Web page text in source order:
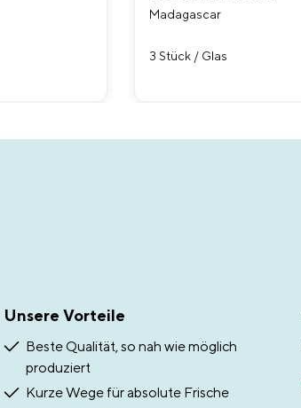
Madagascar
3 Stück / Glas
Unsere Vorteile
Beste Qualität, so nah wie möglich
produziert
Kurze Wege für absolute Frische